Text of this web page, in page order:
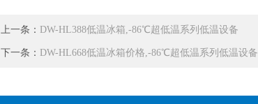
上一条： DW-HL388低温冰箱,-86℃超低温系列低温设备
下一条： DW-HL668低温冰箱价格,-86℃超低温系列低温设备